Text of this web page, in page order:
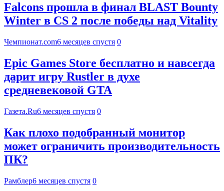
Falcons прошла в финал BLAST Bounty
Winter в CS 2 после победы над Vitality
Чемпионат.com6 месяцев спустя 0
Epic Games Store бесплатно и навсегда
дарит игру Rustler в духе
средневековой GTA
Газета.Ru6 месяцев спустя 0
Как плохо подобранный монитор
может ограничить производительность
ПК?
Рамблер6 месяцев спустя 0